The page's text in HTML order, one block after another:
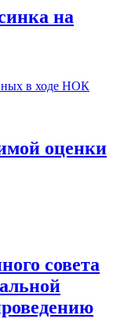
на
в ходе НОК
оценки
совета